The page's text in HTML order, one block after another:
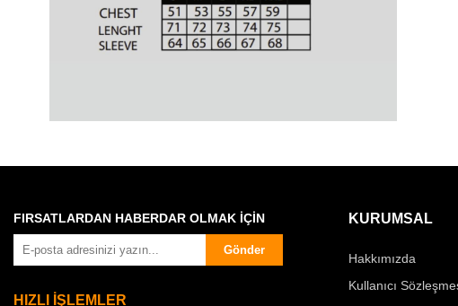
FIRSATLARDAN HABERDAR OLMAK İÇİN
Gönder
HIZLI İŞLEMLER
KURUMSAL
Hakkımızda
Kullanıcı